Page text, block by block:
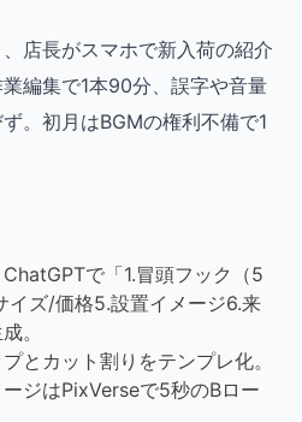
店長がスマホで新入荷の紹介
編集で1本90分、誤字や音量
。初月はBGMの権利不備で1
で「1.冒頭フック（5
イズ/価格5.設置イメージ6.来
。
とカット割りをテンプレ化。
ジはPixVerseで5秒のBロー